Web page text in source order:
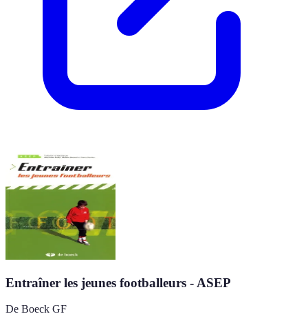
Entraîner les jeunes footballeurs - ASEP
De Boeck GF